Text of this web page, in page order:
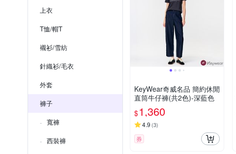
上衣
T恤/帽T
襯衫/雪紡
針織衫/毛衣
外套
褲子
寬褲
西裝褲
KeyWear奇威名品 簡約休閒
直筒牛仔褲(共2色)-深藍色
$1,360
4.9 (3)
券